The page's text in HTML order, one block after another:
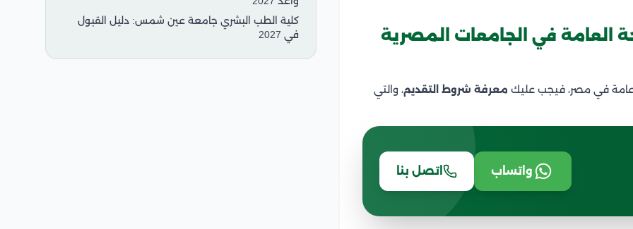
العامة في الجامعات المصرية
في مصر، فيجب عليك معرفة شروط التقديم، والتي
واتساب اتصل بنا
كلية الطب البشري جامعة عين شمس: دليل القبول
في 2027